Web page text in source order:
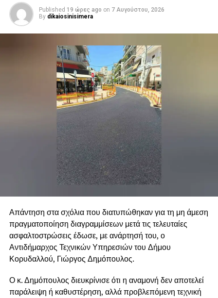
Published 19 ώρες ago on 7 Αυγούστου, 2026
By dikaiosinisimera
Απάντηση στα σχόλια που διατυπώθηκαν για τη μη άμεση
πραγματοποίηση διαγραμμίσεων μετά τις τελευταίες
ασφαλτοστρώσεις έδωσε, με ανάρτησή του, ο
Αντιδήμαρχος Τεχνικών Υπηρεσιών του Δήμου
Κορυδαλλού, Γιώργος Δημόπουλος.
Ο κ. Δημόπουλος διευκρίνισε ότι η αναμονή δεν αποτελεί
παράλειψη ή καθυστέρηση, αλλά προβλεπόμενη τεχνική